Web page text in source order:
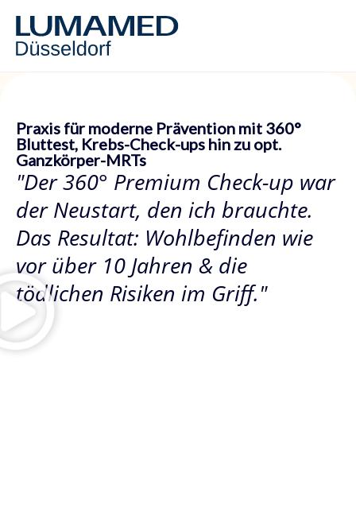
Praxis für moderne Prävention mit 360°
Bluttest, Krebs-Check-ups hin zu opt.
Ganzkörper-MRTs
"Der 360° Premium Check-up war
der Neustart, den ich brauchte.
Das Resultat: Wohlbefinden wie
vor über 10 Jahren & die
tödlichen Risiken im Griff."